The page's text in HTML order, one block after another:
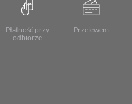
Płatność przy
odbiorze
Przelewem